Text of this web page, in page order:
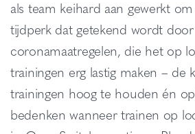
als team keihard aan gewerkt
tijdperk dat getekend wordt door
coronamaatregelen, die het op
trainingen erg lastig maken – de
trainingen hoog te houden én
bedenken wanneer trainen op